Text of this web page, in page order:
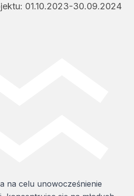
01.10.2023-30.09.2024
na celu unowocześnienie